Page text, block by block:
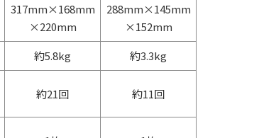
317mm×168mm
×220mm
288mm×145mm
×152mm
約5.8kg 約3.3kg
約21回 約11回